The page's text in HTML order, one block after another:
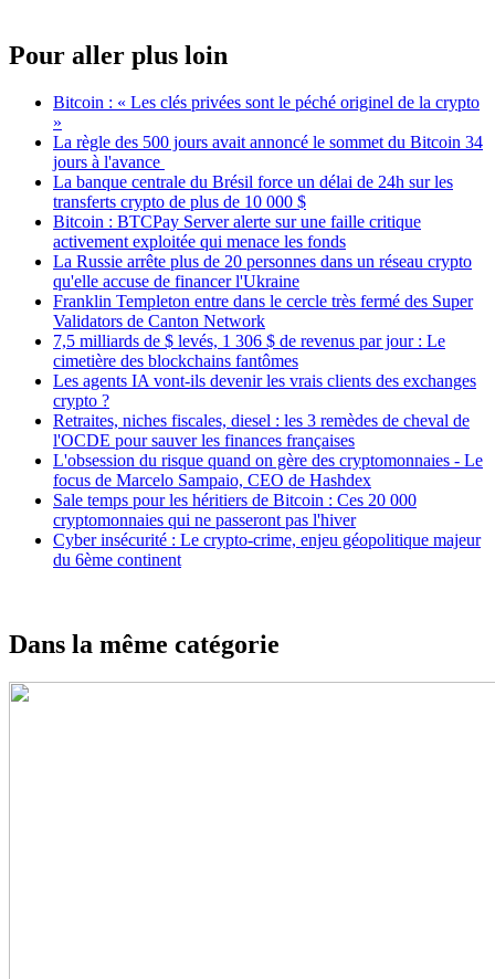
Pour aller plus loin
Bitcoin : « Les clés privées sont le péché originel de la crypto
»
La règle des 500 jours avait annoncé le sommet du Bitcoin 34
jours à l'avance
La banque centrale du Brésil force un délai de 24h sur les
transferts crypto de plus de 10 000 $
Bitcoin : BTCPay Server alerte sur une faille critique
activement exploitée qui menace les fonds
La Russie arrête plus de 20 personnes dans un réseau crypto
qu'elle accuse de financer l'Ukraine
Franklin Templeton entre dans le cercle très fermé des Super
Validators de Canton Network
7,5 milliards de $ levés, 1 306 $ de revenus par jour : Le
cimetière des blockchains fantômes
Les agents IA vont-ils devenir les vrais clients des exchanges
crypto ?
Retraites, niches fiscales, diesel : les 3 remèdes de cheval de
l'OCDE pour sauver les finances françaises
L'obsession du risque quand on gère des cryptomonnaies - Le
focus de Marcelo Sampaio, CEO de Hashdex
Sale temps pour les héritiers de Bitcoin : Ces 20 000
cryptomonnaies qui ne passeront pas l'hiver
Cyber insécurité : Le crypto-crime, enjeu géopolitique majeur
du 6ème continent
Dans la même catégorie